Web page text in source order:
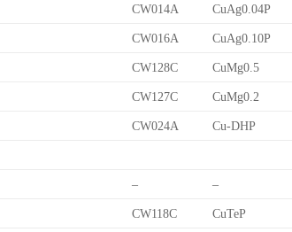
CW014A CuAg0.04P
CW016A CuAg0.10P
CW128C CuMg0.5
CW127C CuMg0.2
CW024A Cu-DHP
– –
CW118C CuTeP